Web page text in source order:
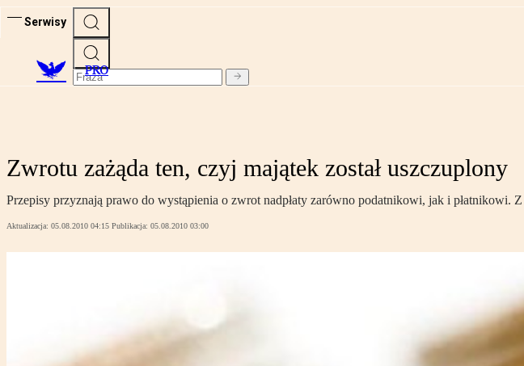
Serwisy
PRO
Zwrotu zażąda ten, czyj majątek został uszczuplony
Przepisy przyznają prawo do wystąpienia o zwrot nadpłaty zarówno podatnikowi, jak i płatnikowi.
Aktualizacja: 05.08.2010 04:15 Publikacja: 05.08.2010 03:00